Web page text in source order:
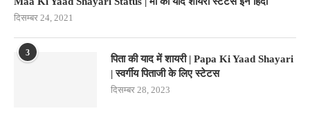
दिसम्बर 24, 2021
3
पिता की याद में शायरी | Papa Ki Yaad Shayari
| स्वर्गीय पिताजी के लिए स्टेटस
दिसम्बर 28, 2023